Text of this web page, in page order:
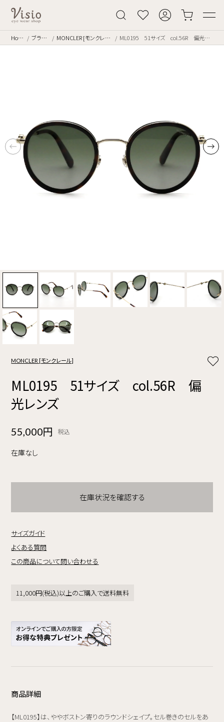
Home ブランド MONCLER [モンクレール] ML0195 51サイズ col.56R 偏光レンズ
MONCLER [モンクレール]
ML0195 51サイズ col.56R 偏
光レンズ
55,000円 税込
在庫なし
在庫状況を確認する
サイズガイド
よくある質問
この商品について問い合わせる
11,000円(税込)以上のご購入で送料無料
商品詳細
【ML0195】は、ややボストン寄りのラウンドシェイプ。セル巻きのセルをあ